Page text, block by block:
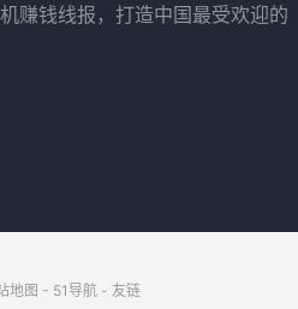
赚钱线报，打造中国最受欢迎的
地图 - 51导航 - 友链